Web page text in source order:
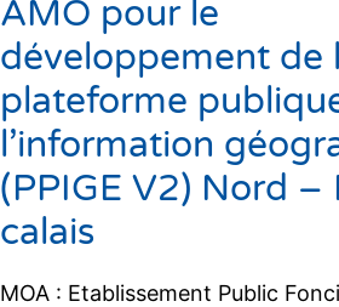
AMO pour le
développement de
plateforme
l’information
(PPIGE V2) Nord –
calais
MOA : Etablissement Public